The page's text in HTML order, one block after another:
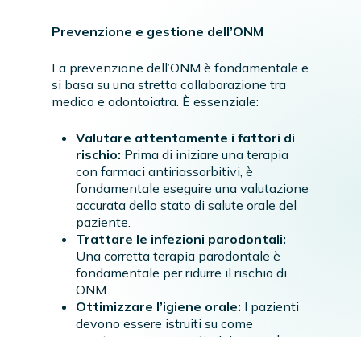
Prevenzione e gestione dell’ONM
La prevenzione dell’ONM è fondamentale e
si basa su una stretta collaborazione tra
medico e odontoiatra. È essenziale:
Valutare attentamente i fattori di
rischio: Prima di iniziare una terapia
con farmaci antiriassorbitivi, è
fondamentale eseguire una valutazione
accurata dello stato di salute orale del
paziente.
Trattare le infezioni parodontali:
Una corretta terapia parodontale è
fondamentale per ridurre il rischio di
ONM.
Ottimizzare l’igiene orale: I pazienti
devono essere istruiti su come